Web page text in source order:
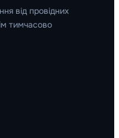
від провідних
тимчасово